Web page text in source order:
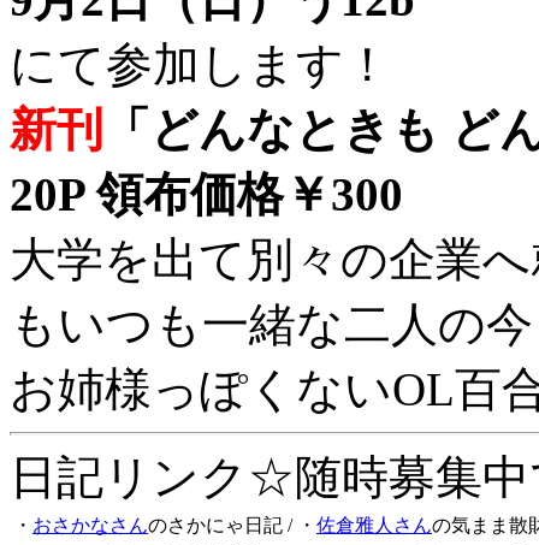
にて参加します！
新刊
「どんなときも ど
20P 領布価格￥300
大学を出て別々の企業
もいつも一緒な二人の
お姉様っぽくないOL百
日記リンク☆随時募集
・ おさかなさんのさかにゃ日記 / ・ 佐倉雅人さんの気まま散